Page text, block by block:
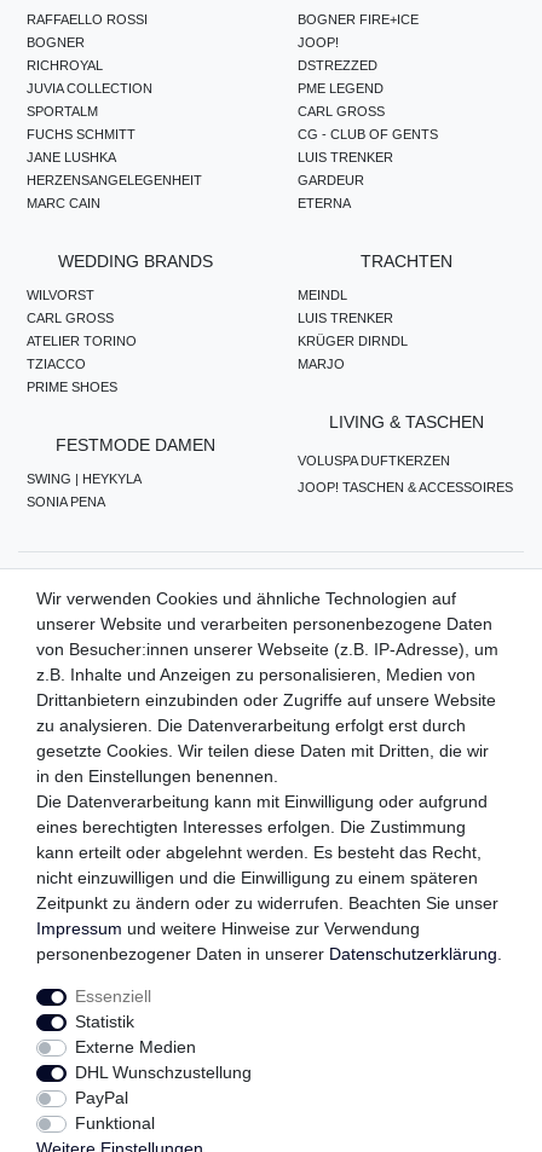
RAFFAELLO ROSSI
BOGNER
RICHROYAL
JUVIA COLLECTION
SPORTALM
FUCHS SCHMITT
JANE LUSHKA
HERZENSANGELEGENHEIT
MARC CAIN
BOGNER FIRE+ICE
JOOP!
DSTREZZED
PME LEGEND
CARL GROSS
CG - CLUB OF GENTS
LUIS TRENKER
GARDEUR
ETERNA
WEDDING BRANDS
WILVORST
CARL GROSS
ATELIER TORINO
TZIACCO
PRIME SHOES
FESTMODE DAMEN
SWING | HEYKYLA
SONIA PENA
TRACHTEN
MEINDL
LUIS TRENKER
KRÜGER DIRNDL
MARJO
LIVING & TASCHEN
VOLUSPA DUFTKERZEN
JOOP! TASCHEN & ACCESSOIRES
ZAHLUNGSMETHODEN
WIR VERSENDEN MIT
QUALITÄTSVERSPRECHEN
FOLGEN SIE UNS
Impressum
Widerrufs­recht Vertrag widerrufen
Wir verwenden Cookies und ähnliche Technologien auf
unserer Website und verarbeiten personenbezogene Daten
von Besucher:innen unserer Webseite (z.B. IP-Adresse), um
z.B. Inhalte und Anzeigen zu personalisieren, Medien von
Drittanbietern einzubinden oder Zugriffe auf unsere Website
zu analysieren. Die Datenverarbeitung erfolgt erst durch
gesetzte Cookies. Wir teilen diese Daten mit Dritten, die wir
in den Einstellungen benennen.
Die Datenverarbeitung kann mit Einwilligung oder aufgrund
eines berechtigten Interesses erfolgen. Die Zustimmung
kann erteilt oder abgelehnt werden. Es besteht das Recht,
nicht einzuwilligen und die Einwilligung zu einem späteren
Zeitpunkt zu ändern oder zu widerrufen. Beachten Sie unser
Impressum und weitere Hinweise zur Verwendung
personenbezogener Daten in unserer Daten­schutz­erklärung
Essenziell
Statistik
Externe Medien
DHL Wunschzustellung
PayPal
Funktional